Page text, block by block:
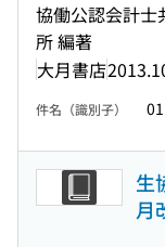
協働公認会計士
所 編著
大月書店
件名（識別子）
生
月